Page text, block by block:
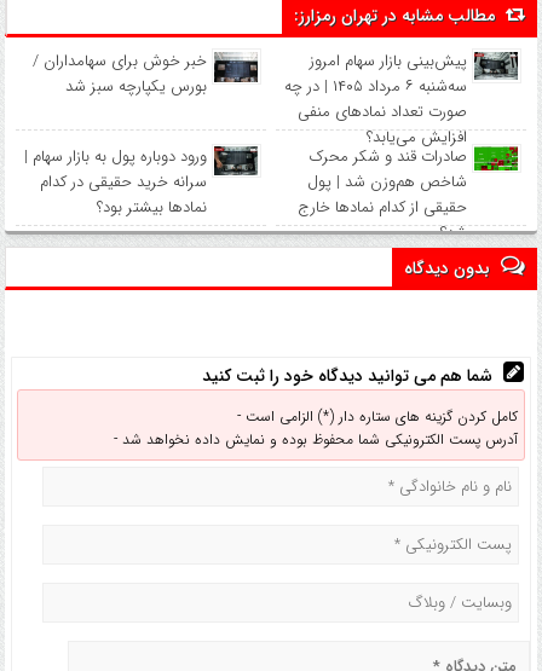
مطالب مشابه در تهران رمزارز:
پیش‌بینی بازار سهام امروز
سه‌شنبه ۶ مرداد ۱۴۰۵ | در چه
صورت تعداد نماد‌های منفی
افزایش می‌یابد؟
خبر خوش برای سهامداران /
بورس یکپارچه سبز شد
صادرات قند و شکر محرک
شاخص هم‌وزن شد | پول
حقیقی از کدام نماد‌ها خارج
شد؟
ورود دوباره پول به بازار سهام |
سرانه خرید حقیقی در کدام
نماد‌ها بیشتر بود؟
بدون دیدگاه
شما هم می توانید دیدگاه خود را ثبت کنید
کامل کردن گزینه های ستاره دار (*) الزامی است -
آدرس پست الکترونیکی شما محفوظ بوده و نمایش داده نخواهد شد -